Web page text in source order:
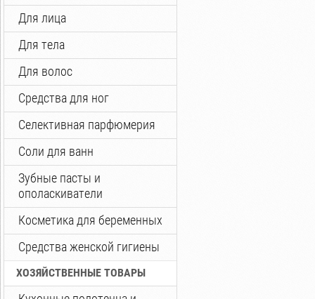
Для лица
Для тела
Для волос
Средства для ног
Селективная парфюмерия
Соли для ванн
Зубные пасты и
ополаскиватели
Косметика для беременных
Средства женской гигиены
ХОЗЯЙСТВЕННЫЕ ТОВАРЫ